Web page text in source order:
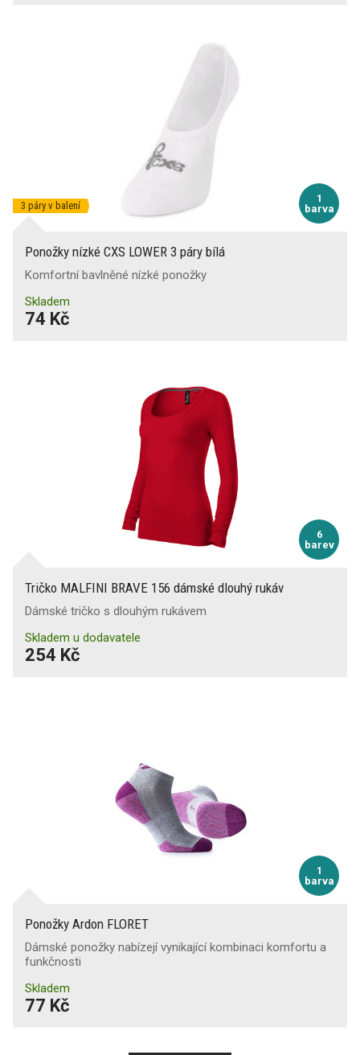
1
barva
3 páry v balení
Ponožky nízké CXS LOWER 3 páry bílá
Komfortní bavlněné nízké ponožky
Skladem
74 Kč
6
barev
Tričko MALFINI BRAVE 156 dámské dlouhý rukáv
Dámské tričko s dlouhým rukávem
Skladem u dodavatele
254 Kč
1
barva
Ponožky Ardon FLORET
Dámské ponožky nabízejí vynikající kombinaci komfortu a
funkčnosti
Skladem
77 Kč